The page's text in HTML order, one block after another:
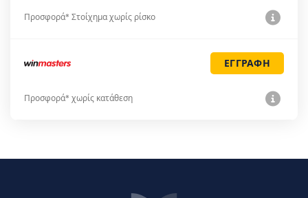
Προσφορά* Στοίχημα χωρίς ρίσκο
ΕΓΓΡΑΦΗ
Προσφορά* χωρίς κατάθεση